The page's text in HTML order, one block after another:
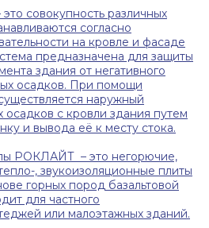
совокупность различных
согласно
на кровле и фасаде
предназначена для защиты
здания от негативного
осадков. При помощи
наружный
с кровли здания путем
и вывода её к месту стока.
РОКЛАЙТ – это негорючие,
, звукоизоляционные плиты
горных пород базальтовой
для частного
или малоэтажных зданий.